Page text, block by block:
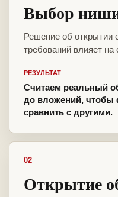
Выбор
Решение об открытии
требований влияет на
РЕЗУЛЬТАТ
Считаем реальный
до вложений,
сравнить с другими.
02
Открытие